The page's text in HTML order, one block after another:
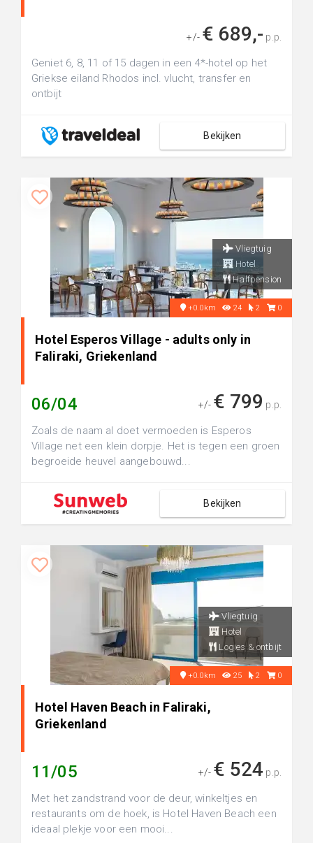
+/- € 689,- p.p.
Geniet 6, 8, 11 of 15 dagen in een 4*-hotel op het
Griekse eiland Rhodos incl. vlucht, transfer en
ontbijt
Bekijken
Vliegtuig
Hotel
Halfpension
+0.0km 24 2 0
Hotel Esperos Village - adults only in
Faliraki, Griekenland
06/04 +/- € 799 p.p.
Zoals de naam al doet vermoeden is Esperos
Village net een klein dorpje. Het is tegen een groen
begroeide heuvel aangebouwd...
Bekijken
Vliegtuig
Hotel
Logies & ontbijt
+0.0km 25 2 0
Hotel Haven Beach in Faliraki,
Griekenland
11/05 +/- € 524 p.p.
Met het zandstrand voor de deur, winkeltjes en
restaurants om de hoek, is Hotel Haven Beach een
ideaal plekje voor een mooi...